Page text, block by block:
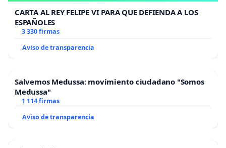
CARTA AL REY FELIPE VI PARA QUE DEFIENDA A LOS
ESPAÑOLES
3 330 firmas
Aviso de transparencia
Salvemos Medussa: movimiento ciudadano "Somos
Medussa"
1 114 firmas
Aviso de transparencia